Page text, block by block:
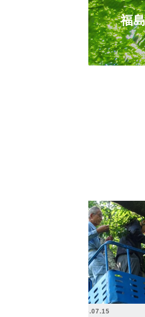
福
2026.07.15